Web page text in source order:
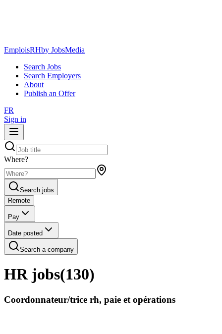
EmploisRHby JobsMedia
Search Jobs
Search Employers
About
Publish an Offer
FR
Sign in
Where?
Search jobs
Remote
Pay
Date posted
Search a company
HR jobs(130)
Coordonnateur/trice rh, paie et opérations